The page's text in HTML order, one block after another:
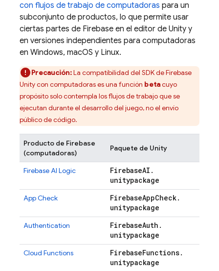
con flujos de trabajo de computadoras para un
subconjunto de productos, lo que permite usar
ciertas partes de Firebase en el editor de Unity y
en versiones independientes para computadoras
en Windows, macOS y Linux.
Precaución:La compatibilidad del SDK deFirebase
Unitycon computadoras es una función betacuyo
propósito solo contempla los flujos de trabajo que se
ejecutan durante el desarrollo del juego, no el envío
público de código.
Producto de Firebase
(computadoras)
Paquete de Unity
Firebase AI Logic FirebaseAI .
unitypackage
App Check FirebaseAppCheck.
unitypackage
Authentication FirebaseAuth .
unitypackage
Cloud Functions FirebaseFunctions.
unitypackage